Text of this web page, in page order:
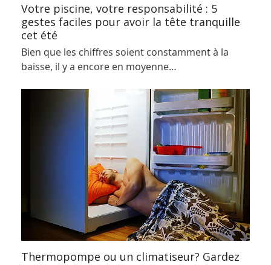
Votre piscine, votre responsabilité : 5
gestes faciles pour avoir la tête tranquille
cet été
Bien que les chiffres soient constamment à la
baisse, il y a encore en moyenne…
Thermopompe ou un climatiseur? Gardez